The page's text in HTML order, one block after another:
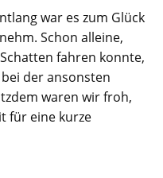
war es zum Glück
Schon alleine,
fahren konnte,
der ansonsten
waren wir froh,
für eine kurze